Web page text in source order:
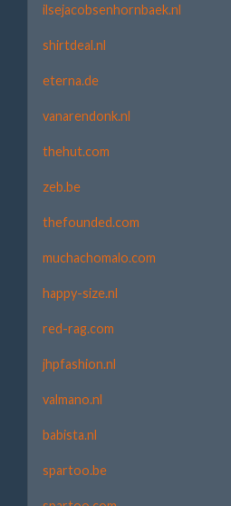
ilsejacobsenhornbaek.nl
shirtdeal.nl
eterna.de
vanarendonk.nl
thehut.com
zeb.be
thefounded.com
muchachomalo.com
happy-size.nl
red-rag.com
jhpfashion.nl
valmano.nl
babista.nl
spartoo.be